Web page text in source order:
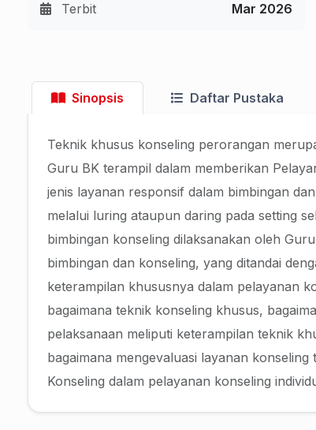
Terbit Mar 2026
Sinopsis Daftar Pustaka
Teknik khusus konseling perorangan
Guru BK terampil dalam memberikan
jenis layanan responsif dalam bimbingan
melalui luring ataupun daring pada setting
bimbingan konseling dilaksanakan oleh
bimbingan dan konseling, yang ditandai
keterampilan khususnya dalam pelayanan
bagaimana teknik konseling khusus,
pelaksanaan meliputi keterampilan teknik
bagaimana mengevaluasi layanan
Konseling dalam pelayanan konseling